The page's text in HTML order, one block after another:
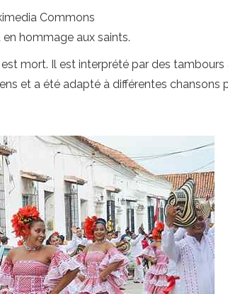
Commons
hommage aux saints.
mort. Il est interprété par des
et a été adapté à différentes chansons